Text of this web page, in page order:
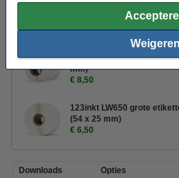
Weigeren
€ 14,50
123inkt LW650
mm)
€ 8,50
123inkt LW650 grote
(54 x 25 mm)
€ 6,50
Downloads Opties